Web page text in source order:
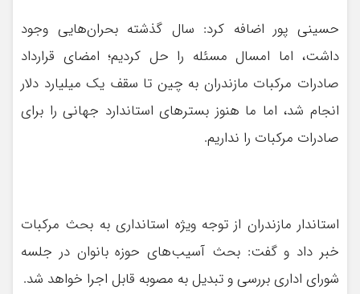
حسینی پور اضافه کرد: سال گذشته بحران‌هایی وجود
داشت، اما امسال مسئله را حل کردیم؛ امضای قرارداد
صادرات مرکبات مازندران به چین تا سقف یک میلیارد دلار
انجام شد، اما ما هنوز بسترهای استاندارد جهانی را برای
صادرات مرکبات را نداریم.
استاندار مازندران از توجه ویژه استانداری به بحث مرکبات
خبر داد و گفت: بحث آسیب‌های حوزه بانوان در جلسه
شورای اداری بررسی و تبدیل به مصوبه قابل اجرا خواهد شد.